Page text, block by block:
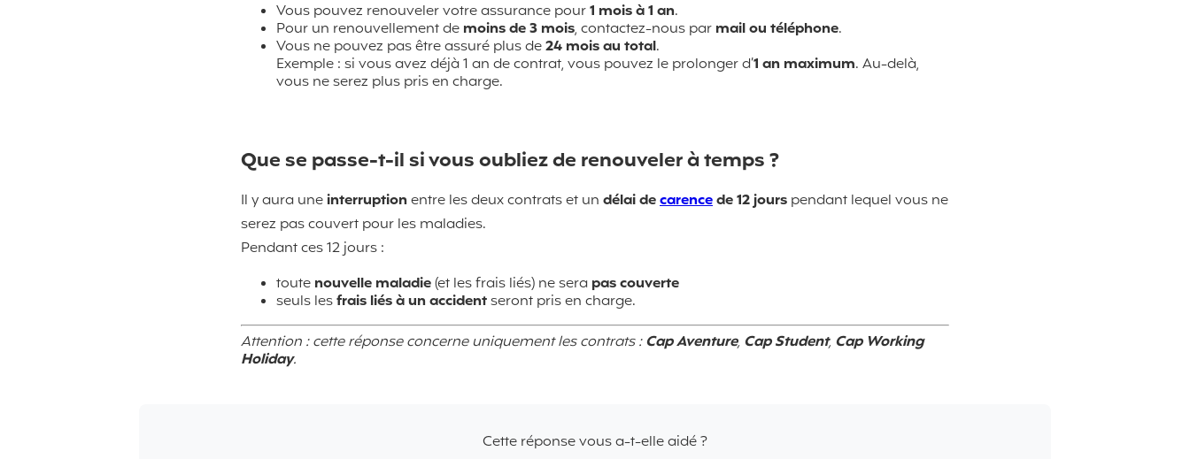
Vous pouvez renouveler votre assurance pour1 mois à 1 an.
Pour un renouvellement de moins de 3 mois, contactez-nous par mail ou téléphone.
Vous ne pouvez pas être assuré plus de24 mois au total.
Exemple : si vous avez déjà 1 an de contrat, vous pouvez le prolonger d’1 an maximum. Au-delà,
vous ne serez plus pris en charge.
Que se passe-t-il si vous oubliez de renouveler à temps ?
Il y aura une interruptionentre les deux contrats et un délai decarencede 12 jours pendant lequel vous ne
serez pas couvert pour les maladies.
Pendant ces 12 jours :
toute nouvelle maladie(et les frais liés) ne sera pas couverte
seuls lesfrais liés à un accidentseront pris en charge.
Attention : cette réponse concerne uniquement les contrats :Cap Aventure, Cap Student, Cap Working
Holiday.
Cette réponse vous a-t-elle aidé ?